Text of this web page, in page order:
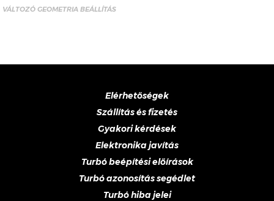
VÁLTOZÓ GEOMETRIA BEÁLLÍTÁS
Elérhetőségek
Szállítás és fizetés
Gyakori kérdések
Elektronika javítás
Turbó beépítési előírások
Turbó azonosítás segédlet
Turbó hiba jelei